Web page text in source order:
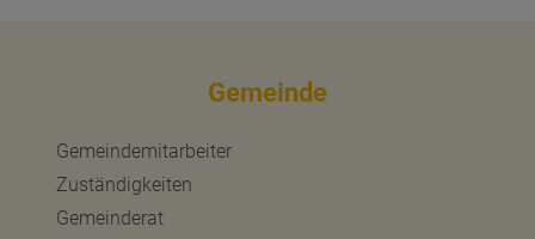
Gemeinde
Gemeindemitarbeiter
Zuständigkeiten
Gemeinderat